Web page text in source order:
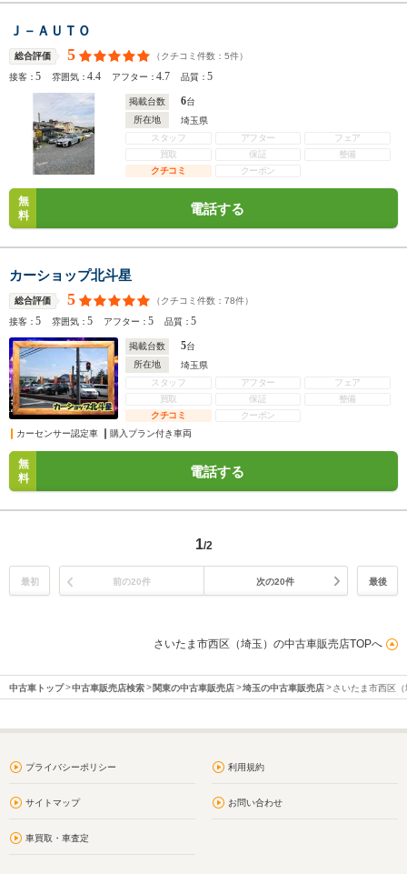
Ｊ－ＡＵＴＯ
総合評価 5 （クチコミ件数： 5件）
接客：5 雰囲気：4.4 アフター：4.7 品質：5
掲載台数 6台
所在地
埼玉県
スタッフ
アフター
フェア
買取
保証
整備
クチコミ
クーポン
無
料
電話する
カーショップ北斗星
総合評価 5 （クチコミ件数： 78件）
接客：5 雰囲気：5 アフター：5 品質：5
掲載台数 5台
所在地
埼玉県
スタッフ
アフター
フェア
買取
保証
整備
クチコミ
クーポン
カーセンサー認定車
購入プラン付き車両
無
料
電話する
1/2
最初 前の20件 次の20件 最後
さいたま市西区（埼玉）の中古車販売店TOPへ
中古車トップ 中古車販売店検索 関東の中古車販売店 埼玉の中古車販売店 さいたま市西区
プライバシーポリシー 利用規約
サイトマップ お問い合わせ
車買取・車査定